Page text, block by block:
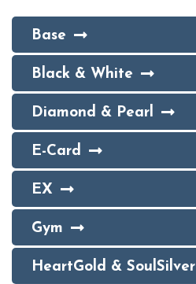
Base
Black & White
Diamond & Pearl
E-Card
EX
Gym
HeartGold & SoulSilver